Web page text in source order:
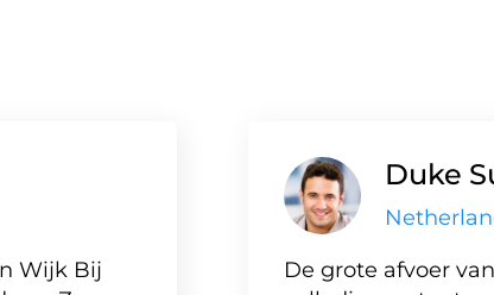
Wijk Bij
Duke
De grote afvoer